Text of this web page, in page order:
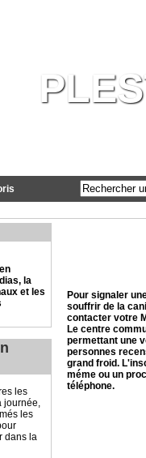
la
et les
les
journée,
les
dans la
Pour signaler
souffrir de la
contacter votre
Le centre
permettant une
personnes
grand froid.
méme ou un
téléphone.